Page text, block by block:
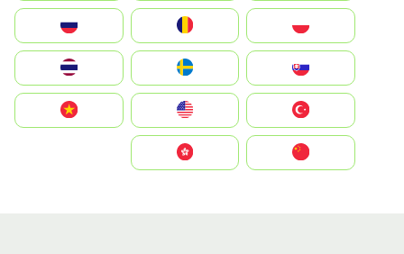
România
Slovensko
United States
Vietnam